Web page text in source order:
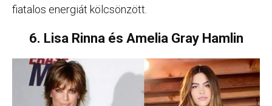
fiatalos energiát kölcsönzött.
6. Lisa Rinna és Amelia Gray Hamlin